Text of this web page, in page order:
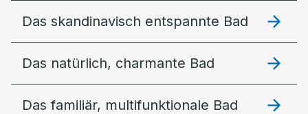
Das skandinavisch entspannte Bad
Das natürlich, charmante Bad
Das familiär, multifunktionale Bad